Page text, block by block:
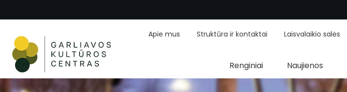
Apie mus Struktūra ir kontaktai Laisvalaikio salės
Renginiai Naujienos